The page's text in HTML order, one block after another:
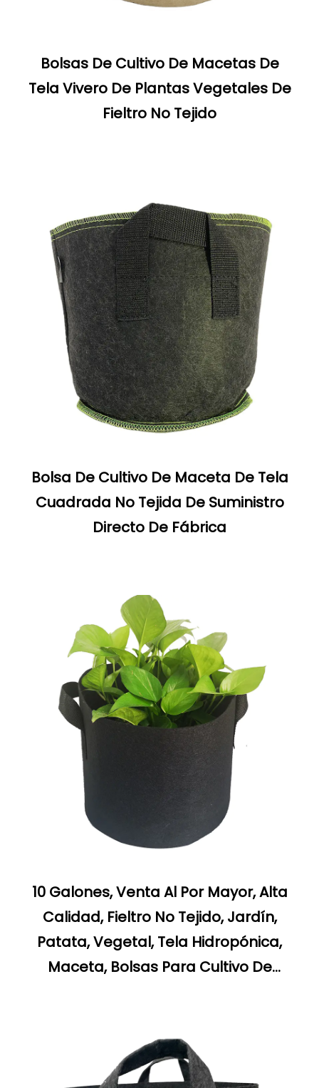
Bolsas De Cultivo De Macetas De
Tela Vivero De Plantas Vegetales De
Fieltro No Tejido
Bolsa De Cultivo De Maceta De Tela
Cuadrada No Tejida De Suministro
Directo De Fábrica
10 Galones, Venta Al Por Mayor, Alta
Calidad, Fieltro No Tejido, Jardín,
Patata, Vegetal, Tela Hidropónica,
Maceta, Bolsas Para Cultivo De